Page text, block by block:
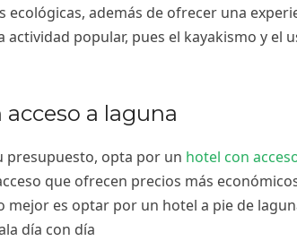
ecológicas, además de ofrecer una
actividad popular, pues el kayakismo y el
a laguna
presupuesto, opta por un hotel con
que ofrecen precios más
es optar por un hotel a pie de
día con día